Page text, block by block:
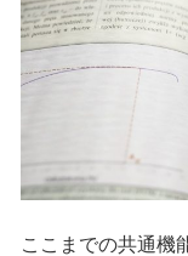
ここまでの共通機